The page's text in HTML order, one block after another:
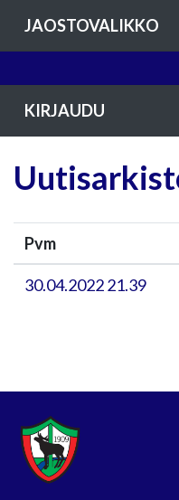
JAOSTOVALIKKO
KIRJAUDU
Pvm
30.04.2022 21.39